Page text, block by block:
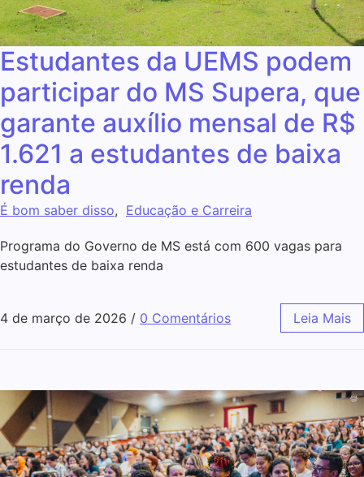
Estudantes da UEMS podem
participar do MS Supera, que
garante auxílio mensal de R$
1.621 a estudantes de baixa
renda
É bom saber disso, Educação e Carreira
Programa do Governo de MS está com 600 vagas para
estudantes de baixa renda
4 de março de 2026 / 0 Comentários Leia Mais